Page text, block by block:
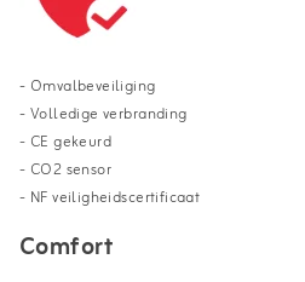
- Omvalbeveiliging
- Volledige verbranding
- CE gekeurd
- CO2 sensor
- NF veiligheidscertificaat
Comfort